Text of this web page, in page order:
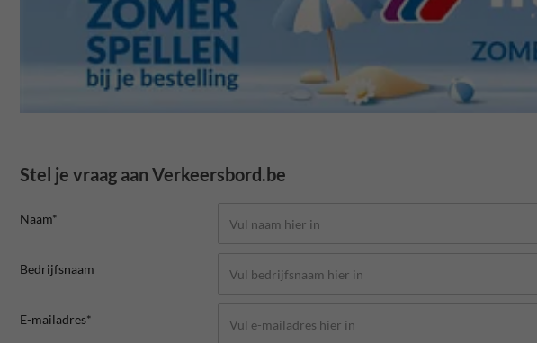
Stel je vraag aan Verkeersbord.be
Naam*
Bedrijfsnaam
E-mailadres*